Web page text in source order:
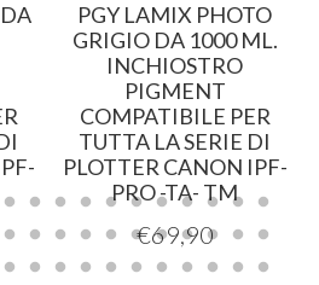
PGY LAMIX PHOTO
GRIGIO DA 1000 ML.
INCHIOSTRO
PIGMENT
COMPATIBILE PER
TUTTA LA SERIE DI
PLOTTER CANON IPF-
PRO -TA- TM
€69,90